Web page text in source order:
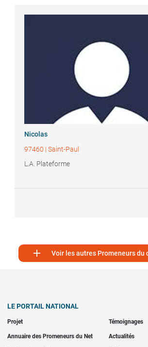
Nicolas
97460 | Saint-Paul
L.A. Plateforme
 Voir les autres Promeneurs du
LE PORTAIL NATIONAL
Projet Témoignages
Annuaire des Promeneurs du Net Actualités